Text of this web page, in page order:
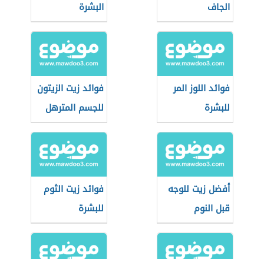
الجاف
البشرة
فوائد اللوز المر
للبشرة
فوائد زيت الزيتون
للجسم المترهل
أفضل زيت للوجه
قبل النوم
فوائد زيت الثوم
للبشرة